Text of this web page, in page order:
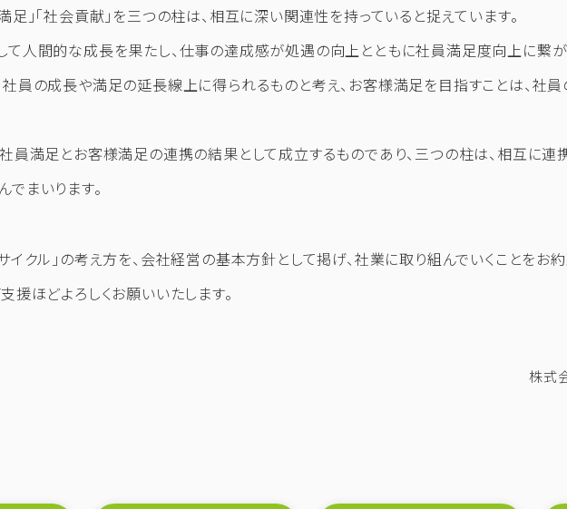
足」「社会貢献」を三つの柱は、相互に深い関連性を持っていると捉えています。
て人間的な成長を果たし、仕事の達成感が処遇の向上とともに社員満足度向上に繋
社員の成長や満足の延長線上に得られるものと考え、お客様満足を目指すことは、社
社員満足とお客様満足の連携の結果として成立するものであり、三つの柱は、相互に連
まいります。
イクル」の考え方を、会社経営の基本方針として掲げ、社業に取り組んでいくことをお約
援ほどよろしくお願いいたします。
株式